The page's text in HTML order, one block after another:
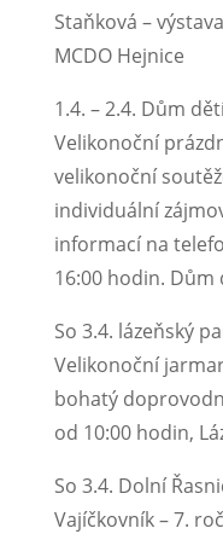
Staňková –
MCDO Hejnice
1.4. – 2.4. Dům
Velikonoční
velikonoční
individuální
informací na
16:00 hodin. Dům
So 3.4. lázeňský
Velikonoční
bohatý
od 10:00 hodin,
So 3.4. Dolní
Vajíčkovník – 7.